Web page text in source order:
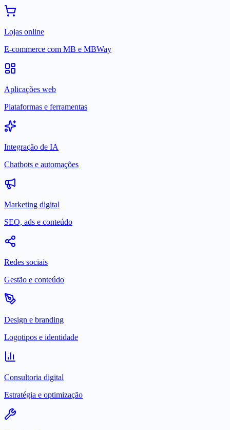
Lojas online
E-commerce com MB e MBWay
Aplicações web
Plataformas e ferramentas
Integração de IA
Chatbots e automações
Marketing digital
SEO, ads e conteúdo
Redes sociais
Gestão e conteúdo
Design e branding
Logotipos e identidade
Consultoria digital
Estratégia e optimização